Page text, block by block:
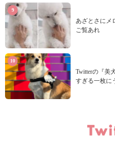
あざとさにメ
ご覧あれ
Twitterの『美
すぎる一枚に